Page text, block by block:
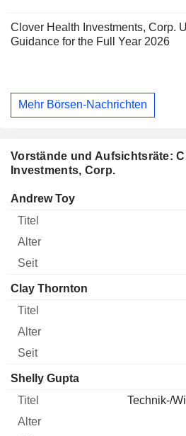
Clover Health Investments, Corp.
Guidance for the Full Year 2026
Mehr Börsen-Nachrichten
Vorstände und Aufsichtsräte:
Investments, Corp.
Manager Titel
Andrew Toy
Clay Thornton
Shelly Gupta
Technik-/